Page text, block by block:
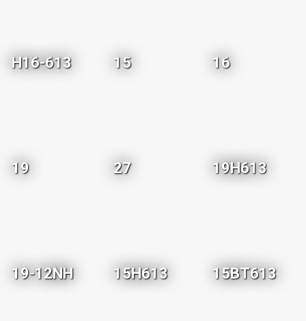
H16-613 15 16
19 27 19H613
19-12NH 15H613 15BT613